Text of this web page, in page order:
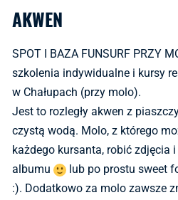
AKWEN
SPOT I BAZA FUNSURF PRZY
szkolenia indywidualne i kursy
w Chałupach (przy molo).
Jest to rozległy akwen z
czystą wodą. Molo, z którego
każdego kursanta, robić zdjęcia
albumu
lub po prostu sweet
:). Dodatkowo za molo zawsze